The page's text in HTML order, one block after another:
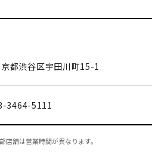
都渋谷区宇田川町15-1
3464-5111
店舗は営業時間が異なります。